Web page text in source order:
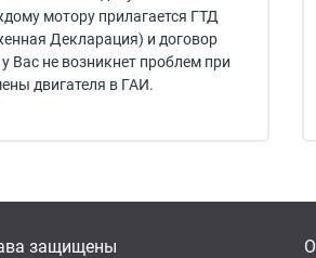
мотору прилагается ГТД
Декларация) и договор
Вас не возникнет проблем при
двигателя в ГАИ.
защищены